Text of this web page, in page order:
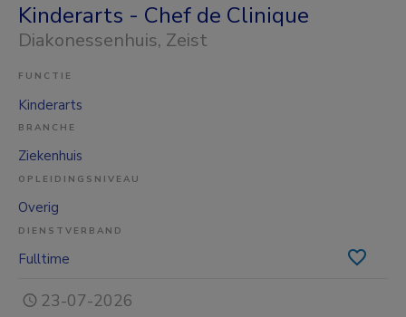
Kinderarts - Chef de Clinique
Diakonessenhuis, Zeist
FUNCTIE
Kinderarts
BRANCHE
Ziekenhuis
OPLEIDINGSNIVEAU
Overig
DIENSTVERBAND
Fulltime
23-07-2026